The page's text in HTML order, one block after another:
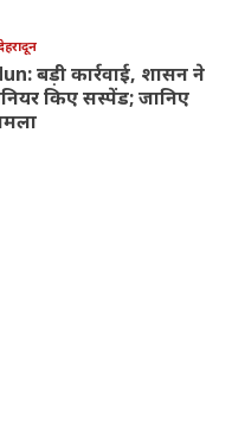
बड़ी कार्रवाई, शासन ने
किए सस्पेंड; जानिए